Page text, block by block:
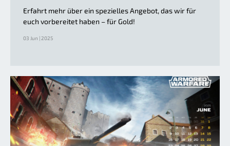
Erfahrt mehr über ein spezielles Angebot, das wir für
euch vorbereitet haben – für Gold!
03 Jun | 2025